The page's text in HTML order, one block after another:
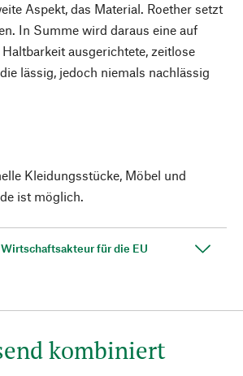
Aspekt, das Material. Roether setzt
In Summe wird daraus eine auf
ausgerichtete, zeitlose
lässig, jedoch niemals nachlässig
Kleidungsstücke, Möbel und
ist möglich.
für die EU
kombiniert